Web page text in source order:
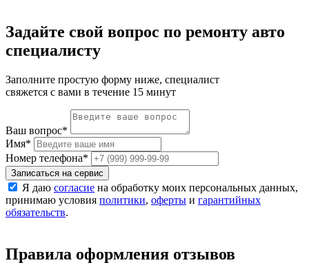
Задайте свой вопрос по ремонту авто
специалисту
Заполните простую форму ниже, специалист
свяжется с вами в течение 15 минут
Ваш вопрос*
Имя*
Номер телефона*
Записаться на сервис
Я даю согласие на обработку моих персональных данных,
принимаю условия политики, оферты и гарантийных
обязательств.
Правила оформления отзывов